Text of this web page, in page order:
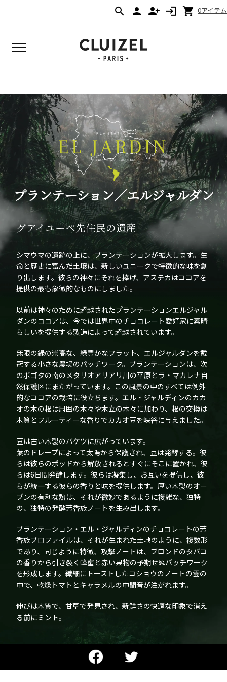
0アイテム
プランテーション／エルジャルダン
グアイユーペ先住民の遺産
シマウマの遺跡の上に、プランテーションが拡大します。生
命と歴史に富んだ土壌は、新しいユニークで特徴的な味を創
り出します。彼らの神々にそれを捧げ、アステカはココアを
提供の最も象徴的なものにしました。
以前は神々のために超越されたプランテーションエルジャル
ダンのココアは、今では世界中のチョコレート愛好家に素晴
らしいを提供する製造によって超越されています。
無限の緑の崇高な、緑豊かなフラット、エルジャルダンを戴
冠する小さな農場のパッチワーク。プランテーションは、次
のボゴタの南のメタリオアリアリ川の平原とラ・マカレナ自
然保護区にまたがっています。この風景の中のすべては例外
的なココアの栽培に役立ちます。エル・ジャルディンのカカ
オの木の根は周囲の木々や木立の木々に加わり、根の交換は
木質とフルーティーな香りでカカオ豆を峡谷に与えました。
豆は古い木製のバケツに広がっています。
葉のドレープによって太陽から保護され、豆は発酵する。彼
らは彼らのポッドから解放されるとすぐにそこに置かれ、彼
らは6日間発酵します。彼らは凝集し、お互いを提供し、彼
らが統一する彼らの香りと味を提供します。厚い木製のオー
ブンの有利な熱は、それが微妙であるように複雑な、独特
の、独特の発酵芳香族ノートを生み出します。
プランテーション・エル・ジャルディンのチョコレートの芳
香族プロファイルは、それが生まれた土地のように、複数形
であり、同じように特徴、攻撃ノートは、ブロンドのタバコ
の香りから引き裂く蜂蜜と赤い果物の予期せぬパッチワーク
を形成します。繊細にトーストしたコショウのノートの雲の
中で、乾燥トマトとキャラメルの中間音が注がれます。
伸びは木質で、甘草で発見され、新鮮さの快適な印象で消え
る前にミント。